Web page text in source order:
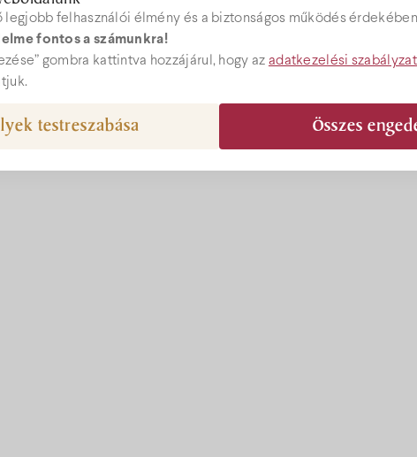
felhasználói élmény és a biztonságos működés
fontos a számunkra!
gombra kattintva hozzájárul, hogy az adatkezelési
Összes
testreszabása